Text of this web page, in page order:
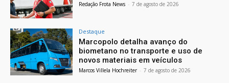
Redação Frota News - 7 de agosto de 2026
Destaque
Marcopolo detalha avanço do
biometano no transporte e uso de
novos materiais em veículos
Marcos Villela Hochreiter - 7 de agosto de 2026